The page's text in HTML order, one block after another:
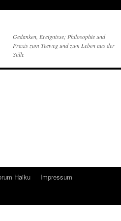
Gedanken, Ereignisse; Philosophie und
Praxis zum Teeweg und zum Leben aus der
Stille
Haiku
Impressum